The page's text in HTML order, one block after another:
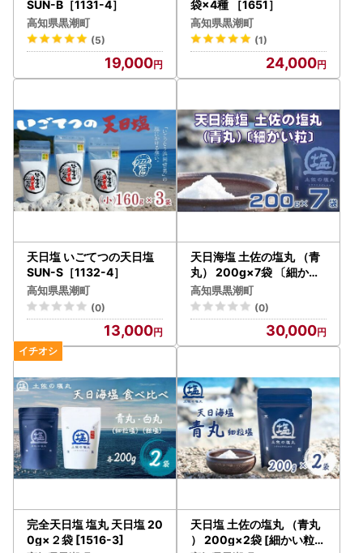
ワンストップ特例申請申請書（寄附金税額控除に係る申告特
例申請書）
https://www.town.kuroshio.lg.jp/img/files/pv/sosiki/2022/
04/onestop-sinsei202204.pdf
ワンストップ特例申請変更届出書（寄附金税額控除に係る申
告特例申請事項変更届出書）
https://www.town.kuroshio.lg.jp/img/files/pv/sosiki/2022/
04/onestop-sinsei-henkou202204.pdf
マイナンバーカードをお持ちの方はスマートフォンでワンス
トップ特例申請および変更届がオンライン申請できます！
https://furumado.jp/
●送付先
〒400-0864 山梨県甲府市湯田二丁目12-18
黒潮町ワンストップ受付センター
※黒潮町は、ワンストップ特例申請受付業務を外部委託し
ています。
＝＝＝＝＝＝＝＝＝＝＝＝＝＝＝＝＝＝＝＝＝＝
◆《重要》ヤマト運輸のお届け先住所変更【転送有料化】に
ついて（ご注意ください！）◆
ヤマト運輸のサービス変更に伴い、2023年6月1日から、送
り状に記載された住所以外にお届け先を変更（転送）する
発送前（発送準備完了後で発送停止ができない場合）や発送
後の転送（変更）は、受取人となる寄附者様に転送料を着払
SUN-B［1131-4］
高知県黒潮町
(5)
19,000
袋×4種 ［1651］
高知県黒潮町
(1)
24,000
天日塩 いごてつの天日塩
SUN-S［1132-4］
高知県黒潮町
(0)
13,000
天日海塩 土佐の塩丸 （青
丸） 200g×7袋 〔細かい
粒〕 ［1519-2］
高知県黒潮町
(0)
30,000
完全天日塩 塩丸 天日塩 20
0g×２袋 [1516-3]
天日塩 土佐の塩丸 （青丸
） 200g×2袋 [細かい粒]